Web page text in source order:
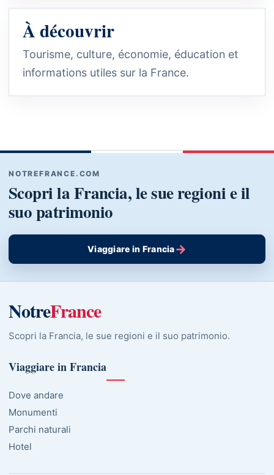
À découvrir
Tourisme, culture, économie, éducation et
informations utiles sur la France.
NOTREFRANCE.COM
Scopri la Francia, le sue regioni e il
suo patrimonio
Viaggiare in Francia→
NotreFrance
Scopri la Francia, le sue regioni e il suo patrimonio.
Viaggiare in Francia
Dove andare
Monumenti
Parchi naturali
Hotel